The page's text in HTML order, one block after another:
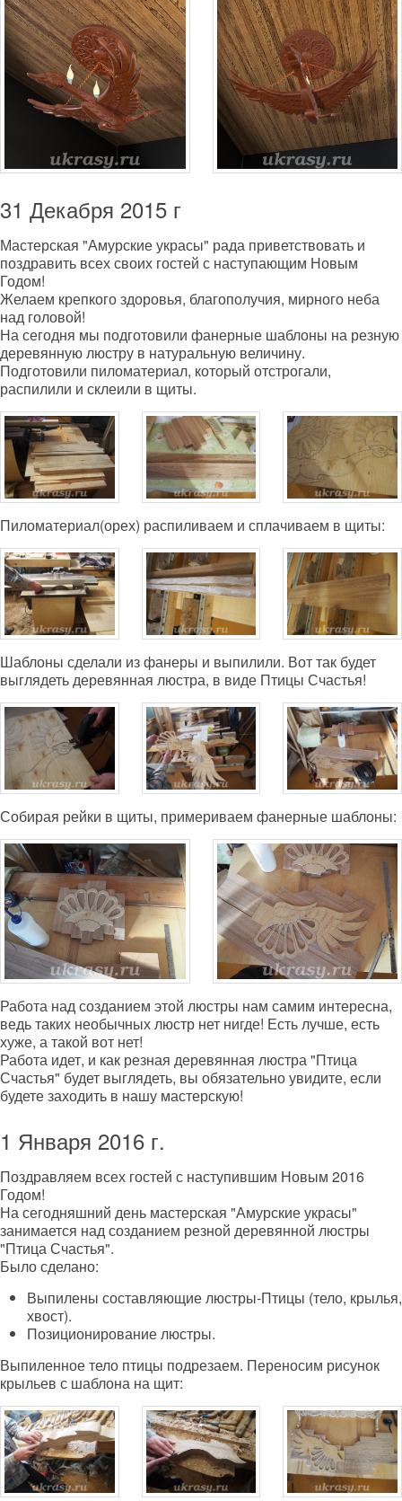
31 Декабря 2015 г
Мастерская "Амурские украсы" рада приветствовать и
поздравить всех своих гостей с наступающим Новым
Годом!
Желаем крепкого здоровья, благополучия, мирного неба
над головой!
На сегодня мы подготовили фанерные шаблоны на резную
деревянную люстру в натуральную величину.
Подготовили пиломатериал, который отстрогали,
распилили и склеили в щиты.
Пиломатериал(орех) распиливаем и сплачиваем в щиты:
Шаблоны сделали из фанеры и выпилили. Вот так будет
выглядеть деревянная люстра, в виде Птицы Счастья!
Собирая рейки в щиты, примериваем фанерные шаблоны:
Работа над созданием этой люстры нам самим интересна,
ведь таких необычных люстр нет нигде! Есть лучше, есть
хуже, а такой вот нет!
Работа идет, и как резная деревянная люстра "Птица
Счастья" будет выглядеть, вы обязательно увидите, если
будете заходить в нашу мастерскую!
1 Января 2016 г.
Поздравляем всех гостей с наступившим Новым 2016
Годом!
На сегодняшний день мастерская "Амурские украсы"
занимается над созданием резной деревянной люстры
"Птица Счастья".
Было сделано:
Выпилены составляющие люстры-Птицы (тело, крылья,
хвост).
Позиционирование люстры.
Выпиленное тело птицы подрезаем. Переносим рисунок
крыльев с шаблона на щит: